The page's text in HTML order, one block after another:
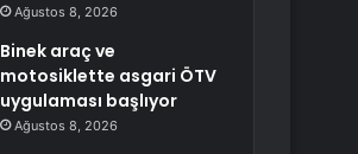
Ağustos 8, 2026
Binek araç ve
motosiklette asgari ÖTV
uygulaması başlıyor
Ağustos 8, 2026